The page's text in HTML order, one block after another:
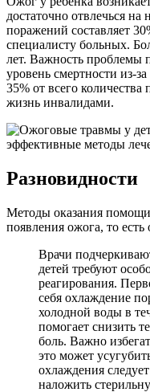
достаточно отвлечься
поражений составляет
специалисту больных.
лет. Важность проблемы
уровень смертности из-
35% от всего
жизнь инвалидами.
Разновидности
Методы оказания
появления ожога, то
Врачи
детей требуют
реагирования.
себя охлаждение
холодной воды в
помогает снизить
боль. Важно
это может
охлаждения
наложить